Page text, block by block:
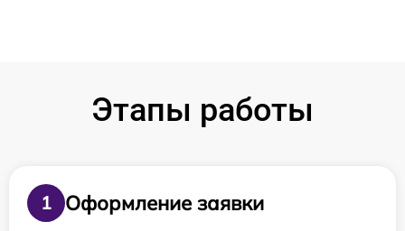
Этапы работы
1
Оформление заявки